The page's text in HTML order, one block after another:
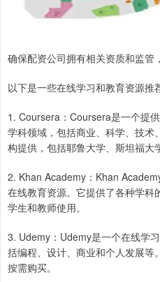
确保配资公司拥有相关资质和监管
以下是一些在线学习和教育资源推
1. Coursera：Coursera是一个提
学科领域，包括商业、科学、技
构提供，包括耶鲁大学、斯坦福大
2. Khan Academy：Khan
在线教育资源。它提供了各种学科
学生和教师使用。
3. Udemy：Udemy是一个在线学
括编程、设计、商业和个人发展等
按需购买。